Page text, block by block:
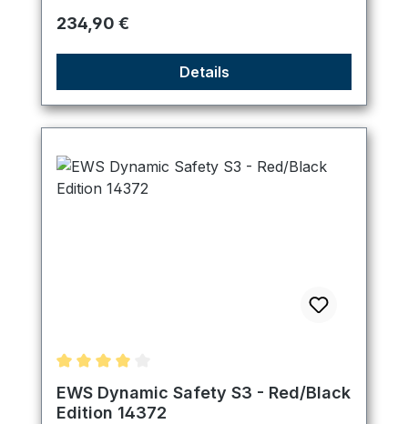
Regulärer Preis:
234,90 €
Details
Durchschnittliche Bewertung von 4 von 5 Sternen
EWS Dynamic Safety S3 - Red/Black
Edition 14372